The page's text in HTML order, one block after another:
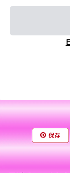
保存